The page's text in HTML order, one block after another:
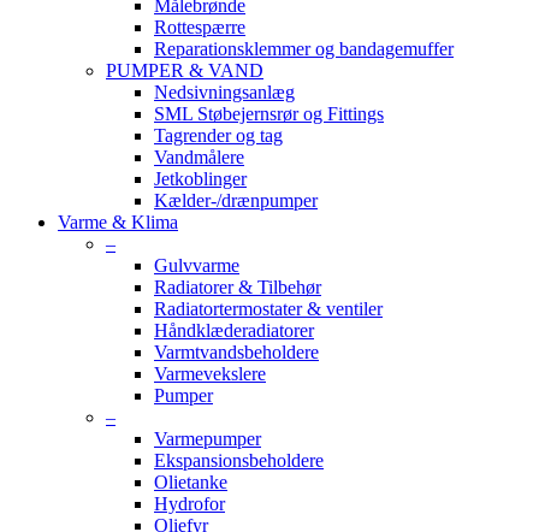
Målebrønde
Rottespærre
Reparationsklemmer og bandagemuffer
PUMPER & VAND
Nedsivningsanlæg
SML Støbejernsrør og Fittings
Tagrender og tag
Vandmålere
Jetkoblinger
Kælder-/drænpumper
Varme & Klima
–
Gulvvarme
Radiatorer & Tilbehør
Radiatortermostater & ventiler
Håndklæderadiatorer
Varmtvandsbeholdere
Varmevekslere
Pumper
–
Varmepumper
Ekspansionsbeholdere
Olietanke
Hydrofor
Oliefyr